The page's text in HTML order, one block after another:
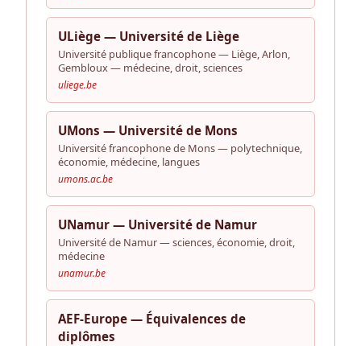
ULiège — Université de Liège
Université publique francophone — Liège, Arlon,
Gembloux — médecine, droit, sciences
uliege.be
UMons — Université de Mons
Université francophone de Mons — polytechnique,
économie, médecine, langues
umons.ac.be
UNamur — Université de Namur
Université de Namur — sciences, économie, droit,
médecine
unamur.be
AEF-Europe — Équivalences de
diplômes